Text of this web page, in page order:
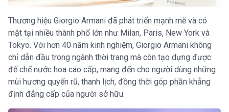
Thương hiệu Giorgio Armani đã phát triển mạnh mẽ và có
mặt tại nhiều thành phố lớn như Milan, Paris, New York và
Tokyo. Với hơn 40 năm kinh nghiệm, Giorgio Armani không
chỉ dẫn đầu trong ngành thời trang mà còn tạo dựng được
đế chế nước hoa cao cấp, mang đến cho người dùng những
mùi hương quyến rũ, thanh lịch, đồng thời góp phần khẳng
định đẳng cấp của người sở hữu.